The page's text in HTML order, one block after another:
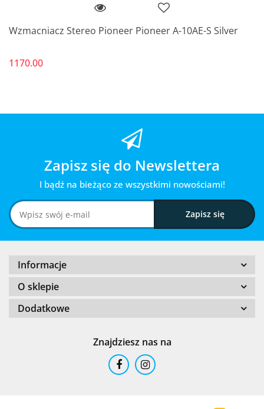
Wzmacniacz Stereo Pioneer Pioneer A-10AE-S Silver
1170.00
Zapisz się do Newslettera
I bądź na bieżąco ze wszystkimi nowościami!
Informacje
O sklepie
Dodatkowe
Znajdziesz nas na